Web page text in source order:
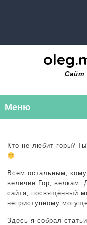
Сайт
Меню
Кто не любит горы?
Всем остальным,
величие Гор, велкам!
сайта, посвящённый
неприступному
Здесь я собрал